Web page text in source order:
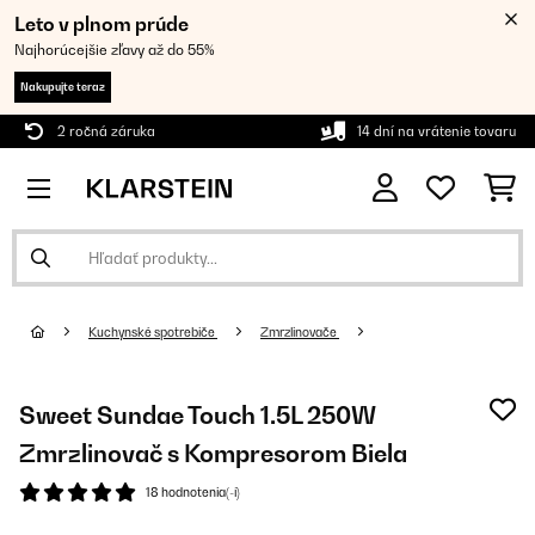
Leto v plnom prúde
Najhorúcejšie zľavy až do 55%
Nakupujte teraz
2 ročná záruka 14 dní na vrátenie tovaru
Kuchynské spotrebiče Zmrzlinovače
Sweet Sundae Touch 1.5L 250W
Zmrzlinovač s Kompresorom Biela
18 hodnotenia(-í)